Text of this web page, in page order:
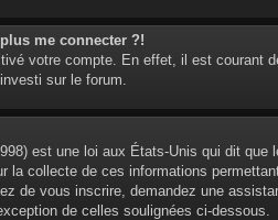
me connecter ?!
votre compte. En effet, il est
sur le forum.
est une loi aux États-Unis qui dit que
la collecte de ces informations
de vous inscrire, demandez une
de celles soulignées ci-dessous.